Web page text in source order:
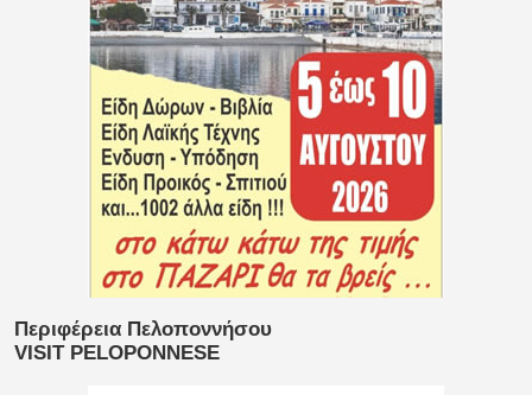
Περιφέρεια Πελοποννήσου
VISIT PELOPONNESE